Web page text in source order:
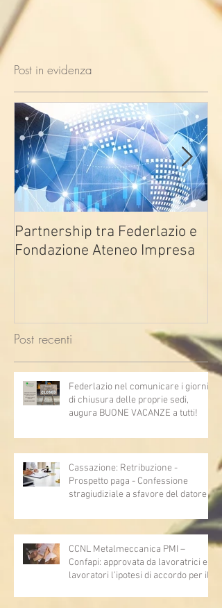
Post in evidenza
Partnership tra Federlazio e
Fondazione Ateneo Impresa
Post recenti
Federlazio nel comunicare i giorni
di chiusura delle proprie sedi,
augura BUONE VACANZE a tutti!
Cassazione: Retribuzione -
Prospetto paga - Confessione
stragiudiziale a sfavore del datore di
lavoro - Prova legale - Sussiste. (Cc,
articoli 1362, 2697, 2730, 2732, 2734
e 2735)
CCNL Metalmeccanica PMI –
Confapi: approvata da lavoratrici e
lavoratori l’ipotesi di accordo per il